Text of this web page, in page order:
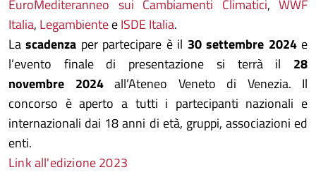
EuroMediteranneo sui Cambiamenti Climatici, WWF
Italia, LegambienteeISDE Italia.
Lascadenza per partecipare è il 30 settembre 2024e
l’evento finale di presentazione si terrà il 28
novembre 2024 all’Ateneo Veneto di Venezia. Il
concorso è aperto a tutti i partecipanti nazionali e
internazionali dai 18 anni di età, gruppi, associazioni ed
enti.
Link all'edizione 2023